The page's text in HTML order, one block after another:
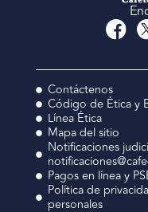
Contáctenos
Código de Ética y
Línea Ética
Mapa del sitio
Notificaciones
Pagos en línea y
Política de
personales